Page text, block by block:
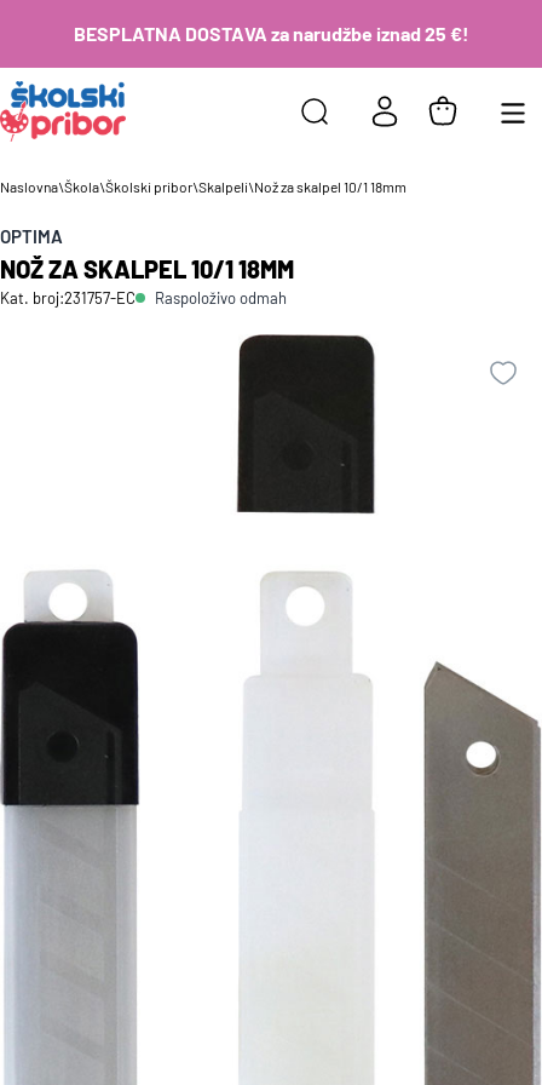
BESPLATNA DOSTAVA za narudžbe iznad 25 €!
Naslovna\Škola\Školski pribor\Skalpeli\Nož za skalpel 10/1 18mm
OPTIMA
NOŽ ZA SKALPEL 10/1 18MM
Kat. broj:231757-EC Raspoloživo odmah